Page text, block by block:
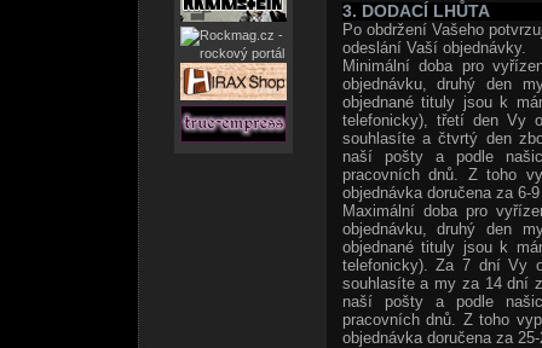
3. DODACÍ LHŮTA
Po obdržení Vašeho
odeslání Vaší objednávky.
Minimální doba pro
objednávku, druhý den
objednané tituly jsou k
telefonicky), třetí den Vy
souhlasíte a čtvrtý den
naší pošty a podle
pracovních dnů. Z toho
objednávka doručena za 6-
Maximální doba pro
objednávku, druhý den
objednané tituly jsou k
telefonicky). Za 7 dní Vy
souhlasíte a my za 14 dní
naší pošty a podle
pracovních dnů. Z toho
objednávka doručena za